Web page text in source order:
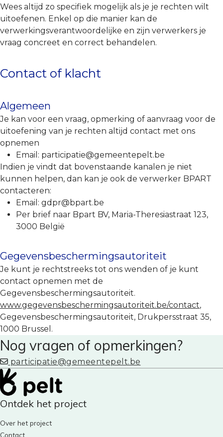
Wees altijd zo specifiek mogelijk als je je rechten wilt
uitoefenen. Enkel op die manier kan de
verwerkingsverantwoordelijke en zijn verwerkers je
vraag concreet en correct behandelen.
Contact of klacht
Algemeen
Je kan voor een vraag, opmerking of aanvraag voor de
uitoefening van je rechten altijd contact met ons
opnemen
Email: participatie@gemeentepelt.be
Indien je vindt dat bovenstaande kanalen je niet
kunnen helpen, dan kan je ook de verwerker BPART
contacteren:
Email: gdpr@bpart.be
Per brief naar Bpart BV, Maria-Theresiastraat 123,
3000 België
Gegevensbeschermingsautoriteit
Je kunt je rechtstreeks tot ons wenden of je kunt
contact opnemen met de
Gegevensbeschermingsautoriteit.
www.gegevensbeschermingsautoriteit.be/contact,
Gegevensbeschermingsautoriteit, Drukpersstraat 35,
1000 Brussel.
Nog vragen of opmerkingen?
participatie@gemeentepelt.be
Ontdek het project
Over het project
Contact